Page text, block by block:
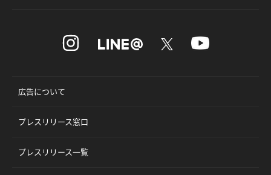
広告について
プレスリリース窓口
プレスリリース一覧